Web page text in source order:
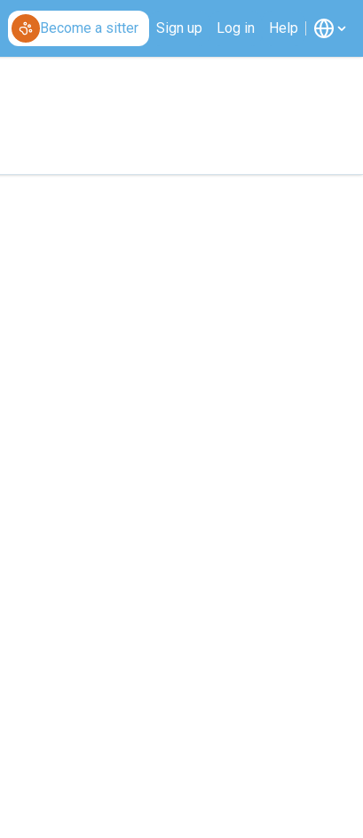
Become a sitter Sign up Log in Help